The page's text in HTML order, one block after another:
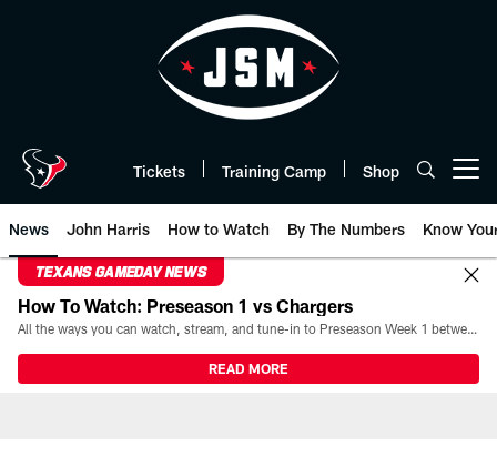
Tickets Training Camp Shop
News John Harris How to Watch By The Numbers Know
TEXANS GAMEDAY NEWS
How To Watch: Preseason 1 vs Chargers
All the ways you can watch, stream, and tune-in to Preseason Week 1 between the Texans and the Los Angeles Chargers at Reliant Stadium on August 13.
READ MORE